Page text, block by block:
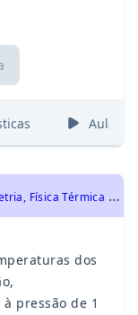
Aulas
U
ERJ 2013 - Física - Calorimetria, Física Térmica - Termologia
dos
pressão de 1